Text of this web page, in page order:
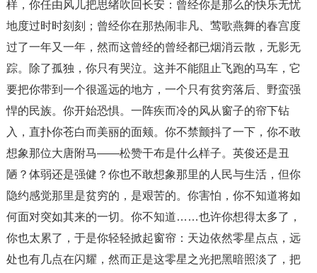
样，你任由风儿把思绪吹回长安：曾经你是那么的快乐无忧
地度过时时刻刻；曾经你在那热闹非凡、莺歌燕舞的春宫度
过了一年又一年，然而这曾经的曾经都已烟消云散，无影无
踪。除了孤独，你只有哭泣。这并不能阻止飞跑的马车，它
要把你带到一个很遥远的地方，一个只有贫穷落后、野蛮强
悍的民族。你开始恐惧。一阵疾而冷的风从窗子的帘下钻
入，直扑你苍白而美丽的面颊。你不禁颤抖了一下，你不敢
想象那位大唐附马――松赞干布是什么样子。英俊还是丑
陋？体弱还是强健？你也不敢想象那里的人民与生活，但你
隐约感觉那里是贫穷的，是艰苦的。你害怕，你不知道将如
何面对突如其来的一切。你不知道……也许你想得太多了，
你也太累了，于是你轻轻掀起窗帘：天边依然零星点点，远
处也有几点在闪耀，然而正是这零星之光把黑暗照淡了，把